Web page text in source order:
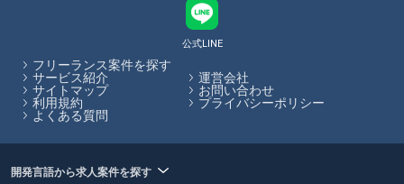
フリーランスエージェントは案件を探しているフリーランスエンジニア
やクリエイターの方と、フリーランス人材を活用したい企業のマッチン
グを行い、仲介手数料を受け取ることで収益としているサービスです。
仲介手数料やエージェントで受けられるサービスは各エージェントで異
なります。フリーランスHubでは各エージェントのサービス内容の比較
をサイト内で行うことができます。
フリーランスHubはお客様のフリーランス案件探しを最大限サポートし
ていきます。
公式LINE
フリーランス案件を探す
サービス紹介
運営会社
サイトマップ
お問い合わせ
利用規約
プライバシーポリシー
よくある質問
開発言語から求人案件を探す